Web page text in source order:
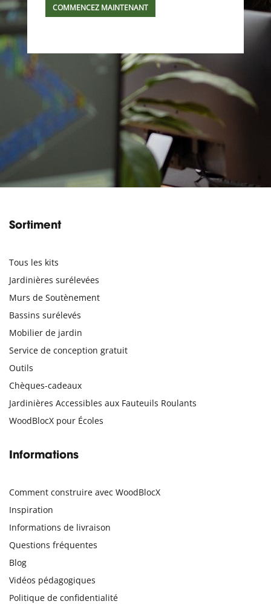
COMMENCEZ MAINTENANT
Sortiment
Tous les kits
Jardinières surélevées
Murs de Soutènement
Bassins surélevés
Mobilier de jardin
Service de conception gratuit
Outils
Chèques-cadeaux
Jardinières Accessibles aux Fauteuils Roulants
WoodBlocX pour Écoles
Informations
Comment construire avec WoodBlocX
Inspiration
Informations de livraison
Questions fréquentes
Blog
Vidéos pédagogiques
Politique de confidentialité